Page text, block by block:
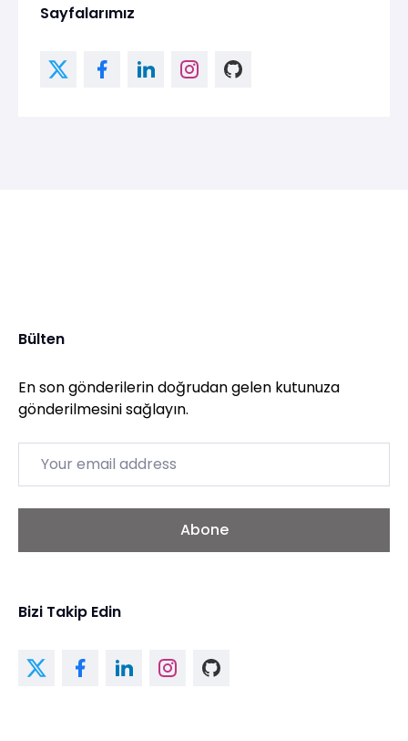
Sayfalarımız
Bülten
En son gönderilerin doğrudan gelen kutunuza
gönderilmesini sağlayın.
Abone
Bizi Takip Edin